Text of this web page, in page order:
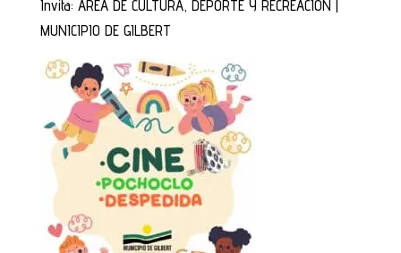
Invita: ÁREA DE CULTURA, DEPORTE Y RECREACIÓN |
MUNICIPIO DE GILBERT